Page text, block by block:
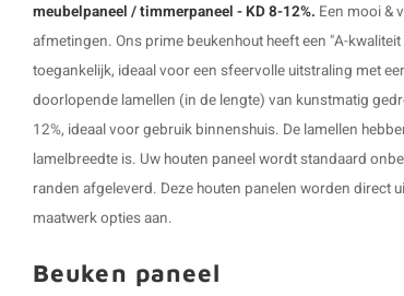
meubelpaneel / timmerpaneel - KD 8-12%. Een mooi &
afmetingen. Ons prime beukenhout heeft een "A-
toegankelijk, ideaal voor een sfeervolle uitstraling met
doorlopende lamellen (in de lengte) van kunstmatig
12%, ideaal voor gebruik binnenshuis. De lamellen
lamelbreedte is. Uw houten paneelwordt standaard
randen afgeleverd. Deze houten panelen worden direct
maatwerk opties aan.
Beuken paneel